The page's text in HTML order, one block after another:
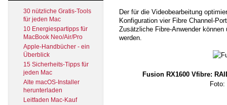
30 nützliche Gratis-Tools
für jeden Mac
10 Energiespartipps für
MacBook Neo/Air/Pro
Apple-Handbücher - ein
Überblick
15 Sicherheits-Tipps für
jeden Mac
Alte macOS-Installer
herunterladen
Leitfaden Mac-Kauf
Der für die Videobearbeitung
Konfiguration vier Fibre Channel-
Zusätzliche Fibre-Anwender
werden.
Fusion RX1600 Vfibre:
Foto: